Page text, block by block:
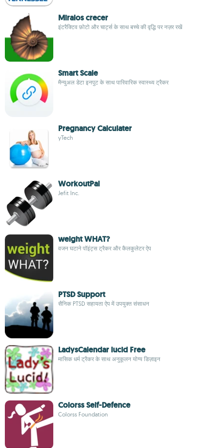
Miralos crecer
इंटरैक्टिव फ़ोटो और चार्ट्स के साथ बच्चे की वृद्धि पर नज़र रखें
Smart Scale
मैन्युअल डेटा इनपुट के साथ पारिवारिक स्वास्थ्य ट्रैकर
Pregnancy Calculater
yTech
WorkoutPal
Jefit Inc.
weight WHAT?
वजन घटाने पॉइंट्स ट्रैकर और कैलकुलेटर ऐप
PTSD Support
सैनिक PTSD सहायता ऐप में उपयुक्त संसाधन
LadysCalendar lucid Free
मासिक धर्म ट्रैकर के साथ अनुकूलन योग्य डिज़ाइन
Colorss Self-Defence
Colorss Foundation